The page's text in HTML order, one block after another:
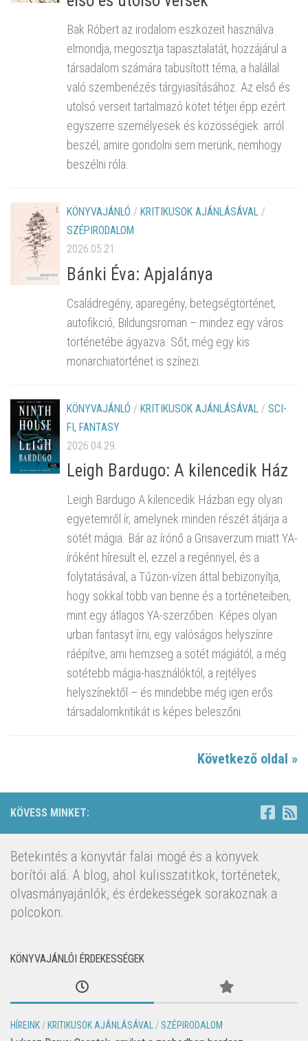
Bak Róbert az irodalom eszközeit használva
elmondja, megosztja tapasztalatát, hozzájárul a
társadalom számára tabusított téma, a halállal
való szembenézés tárgyiasításához. Az első és
utolsó verseit tartalmazó kötet tétjei épp ezért
egyszerre személyesek és közösségiek: arról
beszél, amire gondolni sem merünk, nemhogy
beszélni róla.
KÖNYVAJÁNLÓ / KRITIKUSOK AJÁNLÁSÁVAL /
SZÉPIRODALOM
2026.05.21.
Bánki Éva: Apjalánya
Családregény, aparegény, betegségtörténet,
autofikció, Bildungsroman – mindez egy város
történetébe ágyazva. Sőt, még egy kis
monarchiatörténet is színezi.
KÖNYVAJÁNLÓ / KRITIKUSOK AJÁNLÁSÁVAL / SCI-
FI, FANTASY
2026.04.29.
Leigh Bardugo: A kilencedik Ház
Leigh Bardugo A kilencedik Házban egy olyan
egyetemről ír, amelynek minden részét átjárja a
sötét mágia. Bár az írónő a Grisaverzum miatt YA-
íróként híresült el, ezzel a regénnyel, és a
folytatásával, a Tűzön-vízen áttal bebizonyítja,
hogy sokkal több van benne és a történeteiben,
mint egy átlagos YA-szerzőben. Képes olyan
urban fantasyt írni, egy valóságos helyszínre
ráépítve, ami hemzseg a sötét mágiától, a még
sötétebb mágia-használóktól, a rejtélyes
helyszínektől – és mindebbe még igen erős
társadalomkritikát is képes beleszőni.
Következő oldal »
KÖVESS MINKET:
Betekintés a könyvtár falai mögé és a könyvek
borítói alá. A blog, ahol kulisszatitkok, történetek,
olvasmányajánlók, és érdekességek sorakoznak a
polcokon.
KÖNYVAJÁNLÓI ÉRDEKESSÉGEK
HÍREINK/ KRITIKUSOK AJÁNLÁSÁVAL/ SZÉPIRODALOM